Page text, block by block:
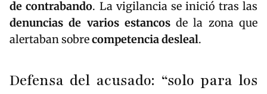
de contrabando. La vigilancia se inició tras las
denuncias de varios estancosde la zona que
alertaban sobrecompetencia desleal.
Defensa del acusado: “solo para los